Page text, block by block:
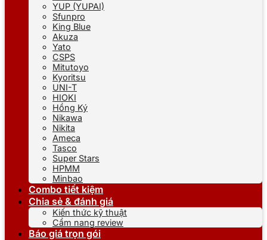
YUP (YUPAI)
Sfunpro
King Blue
Akuza
Yato
CSPS
Mitutoyo
Kyoritsu
UNI-T
HIOKI
Hồng Ký
Nikawa
Nikita
Ameca
Tasco
Super Stars
HPMM
Minbao
Combo tiết kiệm
Chia sẻ & đánh giá
Kiến thức kỹ thuật
Cẩm nang review
Báo giá trọn gói